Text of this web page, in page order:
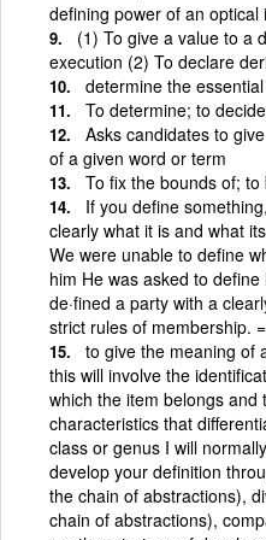
defining power of an optical
(1) To give a value to a
execution (2) To declare
determine the
To determine; to decide
Asks candidates to
of a given word or term
To fix the bounds of;
If you define
clearly what it is and what
We were unable to define
him He was asked to
de·fined a party with a
strict rules of membership.
to give the meaning of
this will involve the
which the item belongs
characteristics that
class or genus I will
develop your definition
the chain of abstractions),
chain of abstractions),